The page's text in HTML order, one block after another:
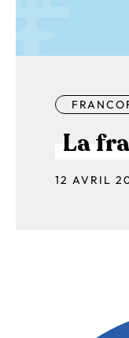
La
12 AVRIL